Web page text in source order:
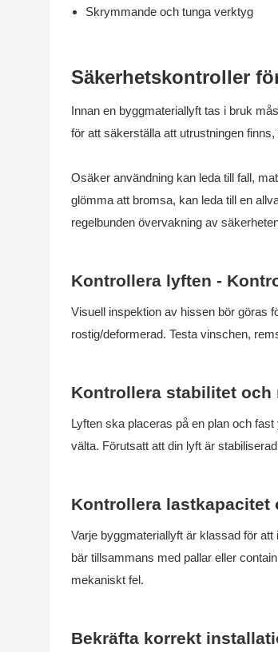
Skrymmande och tunga verktyg
Säkerhetskontroller
Innan en byggmateriallyft tas i bruk
för att säkerställa att utrustningen
Osäker användning kan leda till fall,
glömma att bromsa, kan leda till en
regelbunden övervakning av
Kontrollera lyften -
Visuell inspektion av hissen bör göras
rostig/deformerad. Testa vinschen,
Kontrollera stabilitet och
Lyften ska placeras på en plan och
välta. Förutsatt att din lyft är
Kontrollera lastkapacitet
Varje byggmateriallyft är klassad för
bär tillsammans med pallar eller
mekaniskt fel.
Bekräfta korrekt